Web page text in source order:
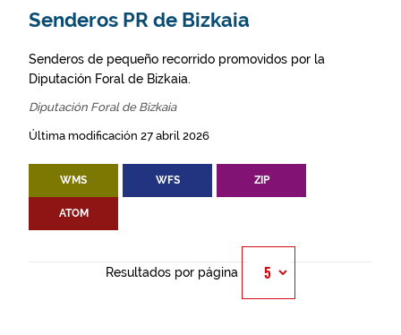
Senderos PR de Bizkaia
Senderos de pequeño recorrido promovidos por la
Diputación Foral de Bizkaia.
Diputación Foral de Bizkaia
Última modificación 27 abril 2026
WMS WFS ZIP
ATOM
Resultados por página